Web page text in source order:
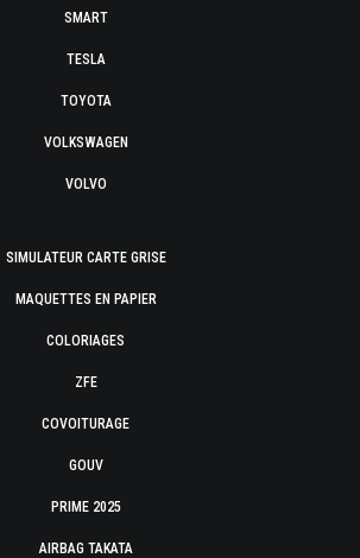
SMART
TESLA
TOYOTA
VOLKSWAGEN
VOLVO
SIMULATEUR CARTE GRISE
MAQUETTES EN PAPIER
COLORIAGES
ZFE
COVOITURAGE
GOUV
PRIME 2025
AIRBAG TAKATA